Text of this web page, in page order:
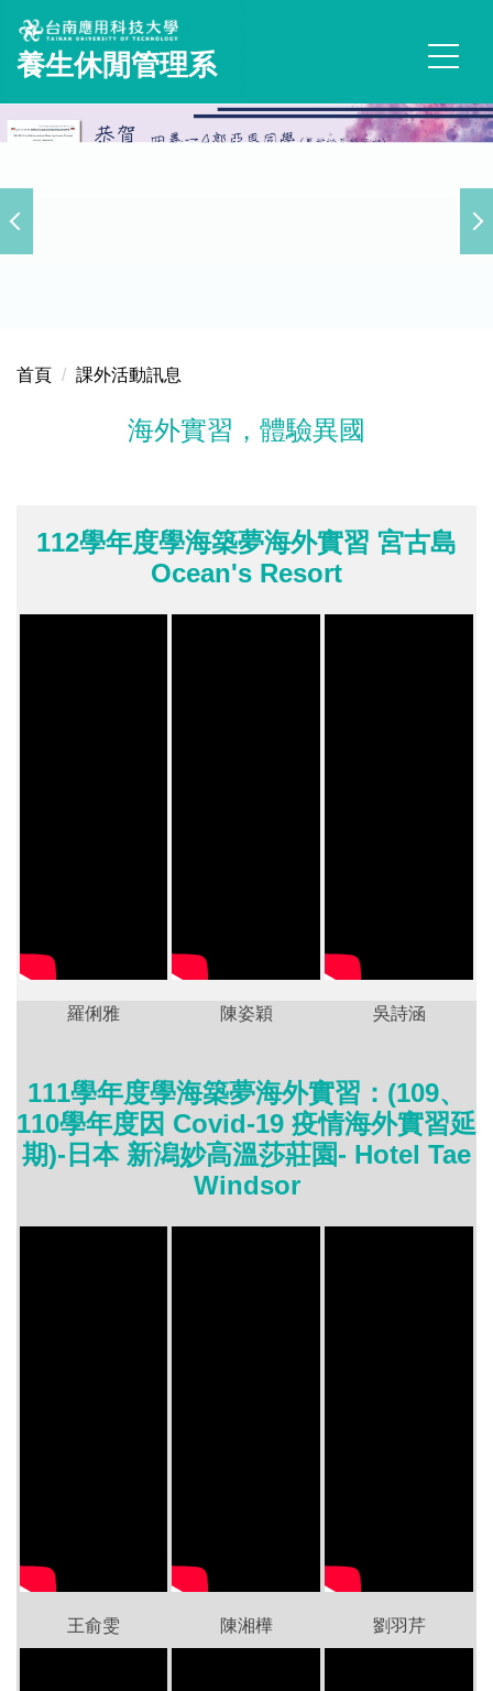
跳
到
主
內
養生休閒管理系
首頁 課外活動訊息
海外實習，體驗異國
112學年度學海築夢海外實習 宮古島
Ocean's Resort
羅俐雅 陳姿穎 吳詩涵
111學年度學海築夢海外實習：(109、
110學年度因 Covid-19 疫情海外實習延
期)-日本 新潟妙高溫莎莊園- Hotel Tae
Windsor
王俞雯 陳湘樺 劉羽芹